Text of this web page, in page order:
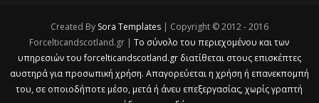
Created By Sora Templates| Copyright © 2012 - 2016
Forcelticandscotland.gr |Το σύνολο του περιεχομένου και των
υπηρεσιών του forcelticandscotland.gr διατίθεται στους επισκέπτες
αυστηρά για προσωπική χρήση. Απαγορεύεται η χρήση ή επανεκπομπή
του, σε οποιοδήποτε μέσο, μετά ή άνευ επεξεργασίας, χωρίς γραπτή